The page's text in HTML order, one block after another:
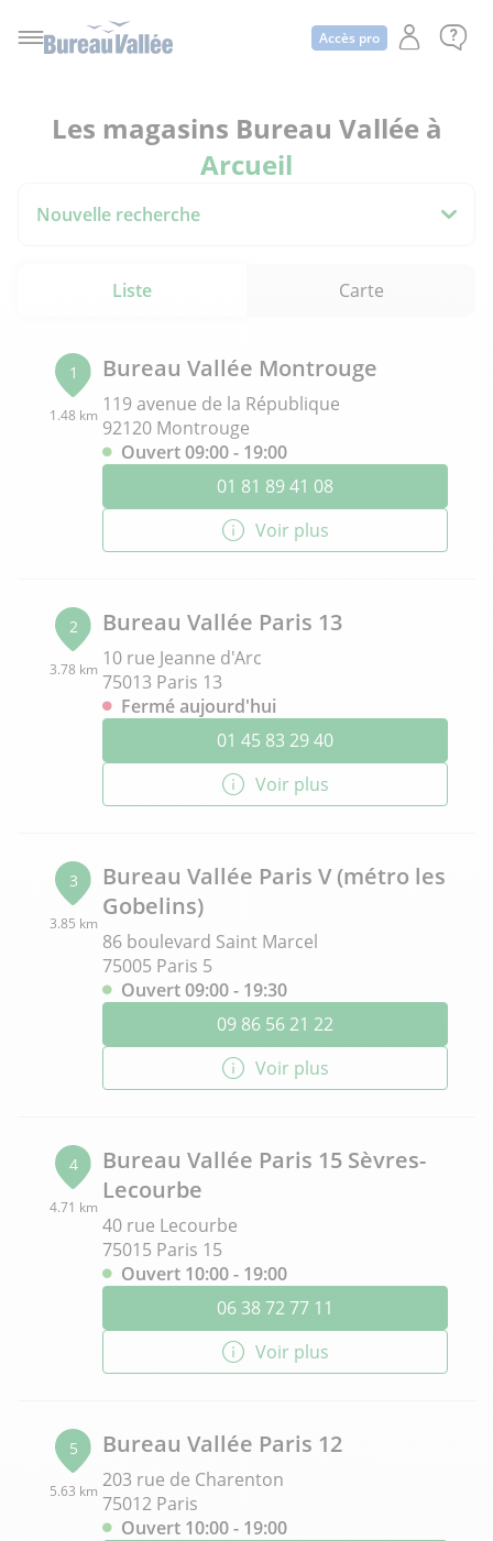
Accès pro
Les magasins Bureau Vallée à
Arcueil
Nouvelle recherche
Liste Carte
1
1.48 km
Bureau Vallée Montrouge
119 avenue de la République
92120 Montrouge
Ouvert 09:00 - 19:00
01 81 89 41 08
Voir plus
2
3.78 km
Bureau Vallée Paris 13
10 rue Jeanne d'Arc
75013 Paris 13
Fermé aujourd'hui
01 45 83 29 40
Voir plus
3
3.85 km
Bureau Vallée Paris V (métro les
Gobelins)
86 boulevard Saint Marcel
75005 Paris 5
Ouvert 09:00 - 19:30
09 86 56 21 22
Voir plus
4
4.71 km
Bureau Vallée Paris 15 Sèvres-
Lecourbe
40 rue Lecourbe
75015 Paris 15
Ouvert 10:00 - 19:00
06 38 72 77 11
Voir plus
5
5.63 km
Bureau Vallée Paris 12
203 rue de Charenton
75012 Paris
Ouvert 10:00 - 19:00